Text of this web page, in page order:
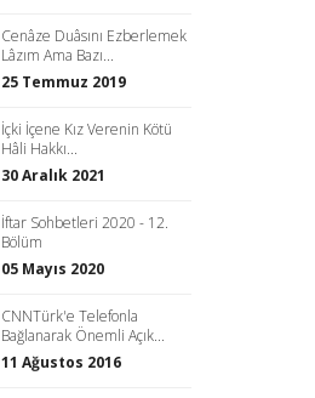
Cenâze Duâsını Ezberlemek
Lâzım Ama Bazı...
25 Temmuz 2019
İçki İçene Kız Verenin Kötü
Hâli Hakkı...
30 Aralık 2021
İftar Sohbetleri 2020 - 12.
Bölüm
05 Mayıs 2020
CNNTürk'e Telefonla
Bağlanarak Önemli Açık...
11 Ağustos 2016